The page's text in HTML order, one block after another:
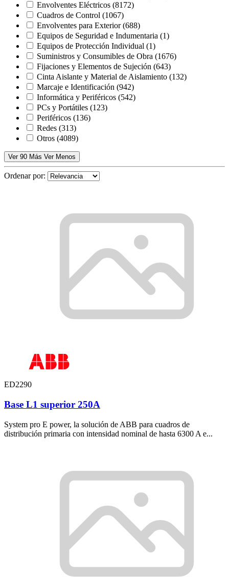
Envolventes Eléctricos (8172)
Cuadros de Control (1067)
Envolventes para Exterior (688)
Equipos de Seguridad e Indumentaria (1)
Equipos de Protección Individual (1)
Suministros y Consumibles de Obra (1676)
Fijaciones y Elementos de Sujeción (643)
Cinta Aislante y Material de Aislamiento (132)
Marcaje e Identificación (942)
Informática y Periféricos (542)
PCs y Portátiles (123)
Periféricos (136)
Redes (313)
Otros (4089)
Ver 90 Más Ver Menos
Ordenar por:
ED2290
Base L1 superior 250A
System pro E power, la solución de ABB para cuadros de
distribución primaria con intensidad nominal de hasta 6300 A e...